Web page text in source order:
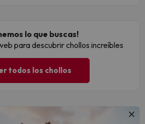
lo que buscas!
para descubrir chollos increíbles
todos los chollos